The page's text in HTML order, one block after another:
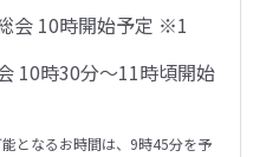
会 10時開始予定 ※1
10時30分～11時頃開始
となるお時間は、9時45分を予